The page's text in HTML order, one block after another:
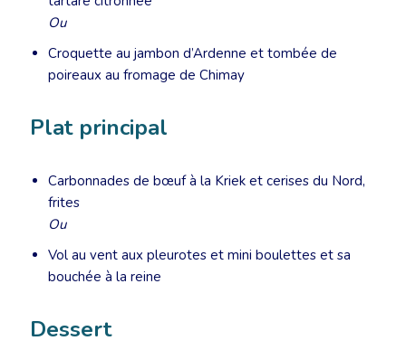
Ou
Croquette au jambon d’Ardenne et tombée de
poireaux au fromage de Chimay
Plat principal
Carbonnades de bœuf à la Kriek et cerises du Nord,
frites
Ou
Vol au vent aux pleurotes et mini boulettes et sa
bouchée à la reine
Dessert